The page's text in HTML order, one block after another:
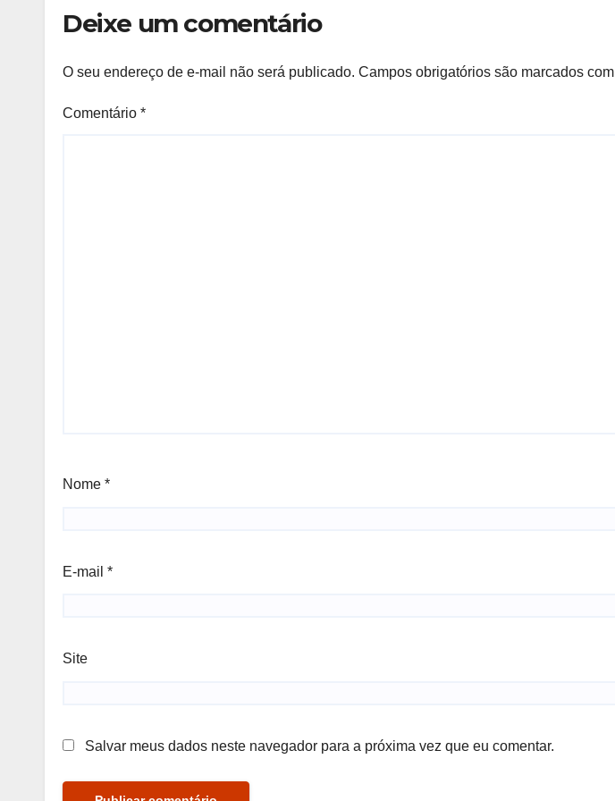
Deixe um comentário
O seu endereço de e-mail não será publicado. Campos obrigatórios são marcados com
Comentário *
Nome *
E-mail *
Site
Salvar meus dados neste navegador para a próxima vez que eu comentar.